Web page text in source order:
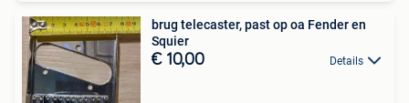
brug telecaster, past op oa Fender en
Squier
€ 10,00 Details